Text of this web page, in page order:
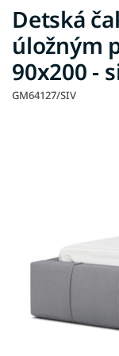
Detská
úložným
90x200 -
GM64127/SIV